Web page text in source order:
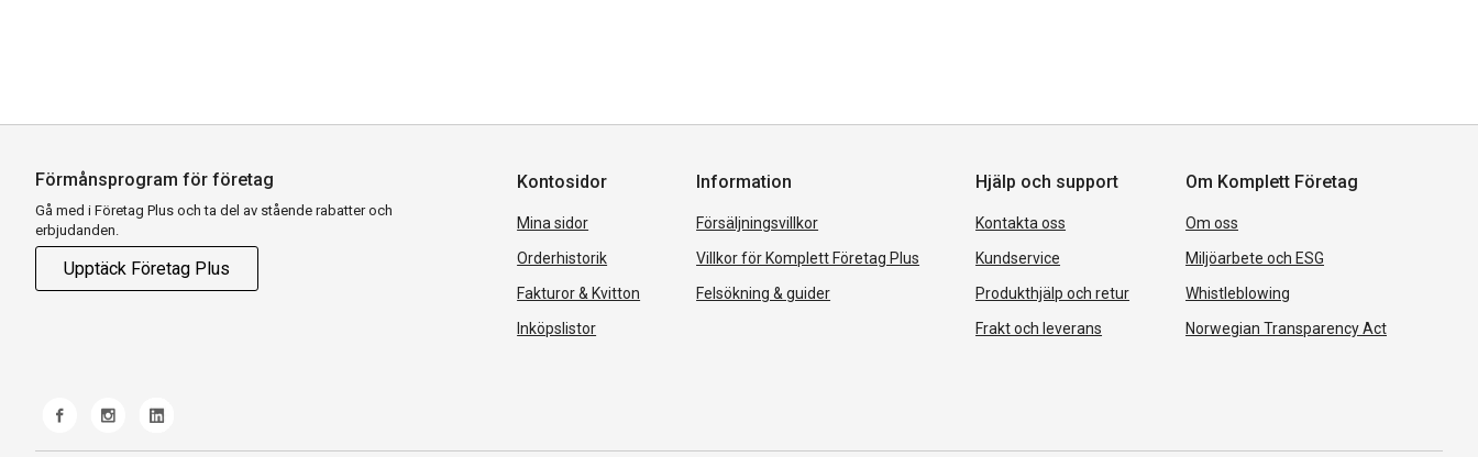
Förmånsprogram för företag
Gå med i Företag Plus och ta del av stående rabatter och
erbjudanden.
Upptäck Företag Plus
Kontosidor
Mina sidor
Orderhistorik
Fakturor & Kvitton
Inköpslistor
Information
Försäljningsvillkor
Villkor för Komplett Företag Plus
Felsökning & guider
Hjälp och support
Kontakta oss
Kundservice
Produkthjälp och retur
Frakt och leverans
Om Komplett Företag
Om oss
Miljöarbete och ESG
Whistleblowing
Norwegian Transparency Act